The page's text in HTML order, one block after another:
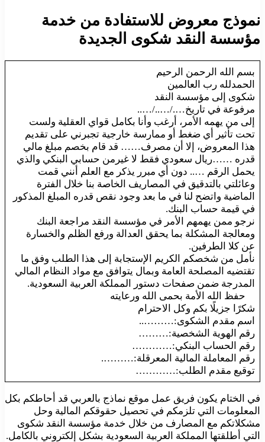
نموذج معروض للاستفادة من خدمة
مؤسسة النقد شكوى الجديدة
بسم الله الرحمن الرحيم
الحمدلله رب العالمين
شكوى إلى مؤسسة النقد
مرفوعة في تاريخ…./…../…..
إلى من يهمه الأمر، أرغب وأنا بكامل قواي العقلية ولست
تحت تأثير أي ضغط أو ممارسة خارجية تجبرني على تقديم
هذا المعروض، إلا أن مصرف…… قد قام بخصم مبلغ مالي
قدره ……ريال سعودي فقط لا غيرمن حسابي البنكي والذي
يحمل الرقم ….. دون أي مبرر يذكر مع العلم أنني قمت
وعائلتي بالتدقيق في المصاريف الخاصة بنا خلال الفترة
الماضية واتضح لنا في ما بعد وجود نقص قدره المبلغ المذكور
في قيمة حساب البنك.
نرجو ممن يهمهم الأمر في مؤسسة النقد مراجعة البنك
ومعالجة المشكلة بما يحقق العدالة ورفع الظلم والخسارة
عن كلا الطرفين.
نأمل من شخصكم الكريم الإستجابة إلى هذا الطلب وفق ما
تقتضيه المصلحة العامة وبمال يتوافق مع مواد النظام المالي
المدرجة ضمن صفحات دستور المملكة العربية السعودية.
حفظ الله الأمة بحمى الله ورعايته
شكرًا جزيلًا بكم وكل الاحترام
اسم مقدم الشكوى:………..
رقم الهوية الشخصية:………
رقم الحساب البنكي:…………
رقم المعاملة المالية المعرقلة:……….
توقيع مقدم الطلب:…………
في الختام يكون فريق عمل موقع نماذج بالعربي قد أحاطكم بكل
المعلومات التي تلزمكم في تحصيل حقوقكم المالية وحل
مشكلاتكم مع المصارف من خلال خدمة مؤسسة النقد شكوى
التي أطلقتها المملكة العربية السعودية بشكل إلكتروني بالكامل.